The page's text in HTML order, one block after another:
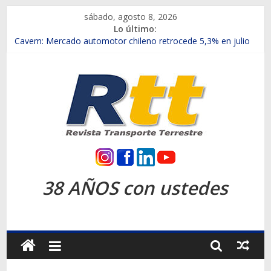
contenido
sábado, agosto 8, 2026
Lo último:
Chile es el primer mercado internacional en lanzar la nueva
Salfa suma vehículos electrificados de Chevrolet en el Biobío
Samex amplía su red con nuevas sucursales en Rancagua y
SINOTRUK Pick-ups presentó la recién estrenada Bolden en
la Expo Compras Públicas 2026
Revista
Transporte
Terrestre
38 AÑOS con ustedes